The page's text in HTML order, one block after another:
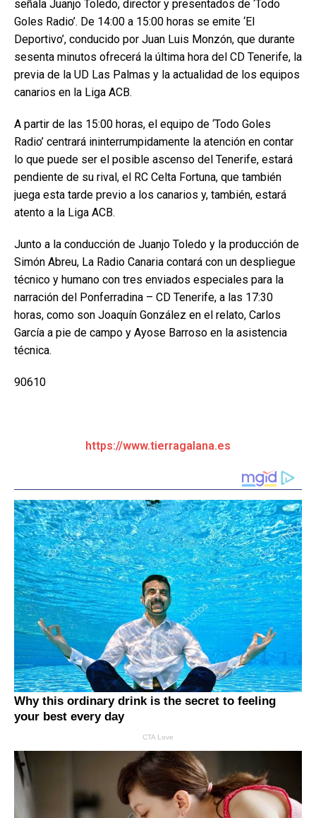
señala Juanjo Toledo, director y presentados de ‘Todo
Goles Radio’. De 14:00 a 15:00 horas se emite ‘El
Deportivo’, conducido por Juan Luis Monzón, que durante
sesenta minutos ofrecerá la última hora del CD Tenerife, la
previa de la UD Las Palmas y la actualidad de los equipos
canarios en la Liga ACB.
​A partir de las 15:00 horas, el equipo de ‘Todo Goles
Radio’ centrará ininterrumpidamente la atención en contar
lo que puede ser el posible ascenso del Tenerife, estará
pendiente de su rival, el RC Celta Fortuna, que también
juega esta tarde previo a los canarios y, también, estará
atento a la Liga ACB.
​Junto a la conducción de Juanjo Toledo y la producción de
Simón Abreu, La Radio Canaria contará con un despliegue
técnico y humano con tres enviados especiales para la
narración del Ponferradina – CD Tenerife, a las 17:30
horas, como son Joaquín González en el relato, Carlos
García a pie de campo y Ayose Barroso en la asistencia
técnica.
90610
https://www.tierragalana.es